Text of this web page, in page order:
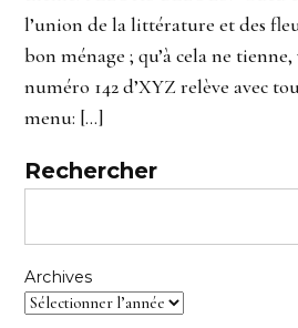
l’union de la littérature et des
bon ménage ; qu’à cela ne
numéro 142 d’XYZ relève avec
menu: […]
Rechercher
Archives